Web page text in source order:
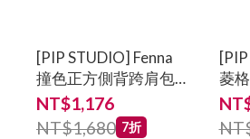
[PIP STUDIO] Fenna
撞色正方側背跨肩包
(小) 藍
NT$1,176
NT$1,680 7折
菱